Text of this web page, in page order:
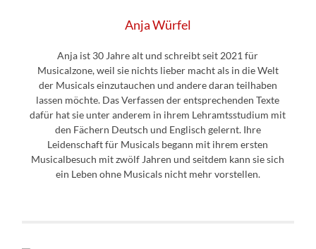
Anja Würfel
Anja ist 30 Jahre alt und schreibt seit 2021 für
Musicalzone, weil sie nichts lieber macht als in die Welt
der Musicals einzutauchen und andere daran teilhaben
lassen möchte. Das Verfassen der entsprechenden Texte
dafür hat sie unter anderem in ihrem Lehramtsstudium mit
den Fächern Deutsch und Englisch gelernt. Ihre
Leidenschaft für Musicals begann mit ihrem ersten
Musicalbesuch mit zwölf Jahren und seitdem kann sie sich
ein Leben ohne Musicals nicht mehr vorstellen.